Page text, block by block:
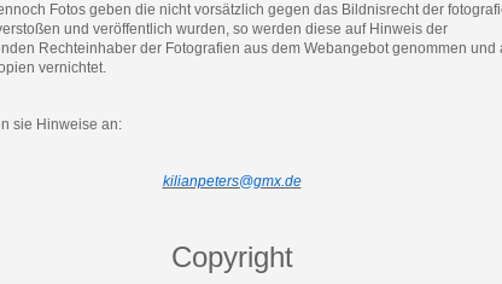
Fotos geben die nicht vorsätzlich gegen das Bildnisrecht der
und veröffentlich wurden, so werden diese auf Hinweis der
Rechteinhaber der Fotografien aus dem Webangebot genommen und
vernichtet.
sie Hinweise an:
kilianpeters@gmx.de
Copyright